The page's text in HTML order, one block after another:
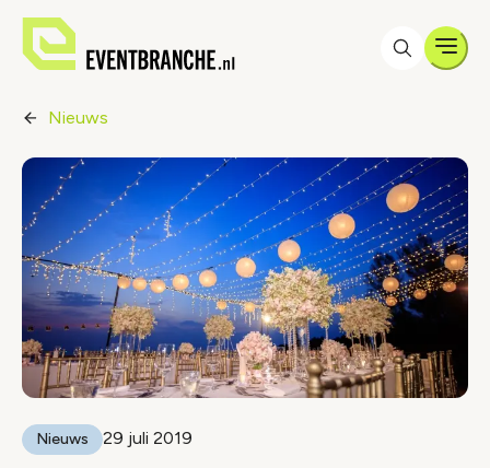
Nieuws
Nieuws 29 juli 2019